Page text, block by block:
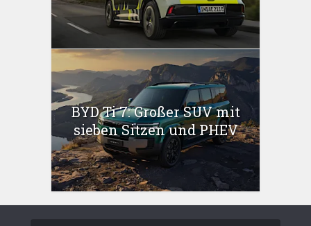
BYD Ti 7: Großer SUV mit
sieben Sitzen und PHEV